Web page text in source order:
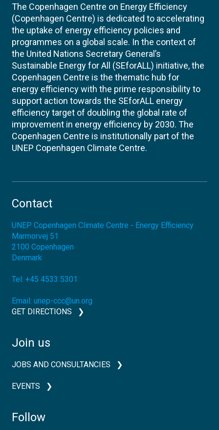
The Copenhagen Centre on Energy Efficiency
(Copenhagen Centre) is dedicated to accelerating
the uptake of energy efficiency policies and
programmes on a global scale. In the context of
the United Nations Secretary General’s
Sustainable Energy for All (SEforALL) initiative, the
Copenhagen Centre is the thematic hub for
energy efficiency with the prime responsibility to
support action towards the SEforALL energy
efficiency target of doubling the global rate of
improvement in energy efficiency by 2030. The
Copenhagen Centre is institutionally part of the
UNEP Copenhagen Climate Centre.
Contact
UNEP Copenhagen Climate Centre - Energy Efficiency
Marmorvej 51
2100 Copenhagen
Denmark
Tel: +45 4533 5301
Email: unep-ccc@un.org
GET DIRECTIONS
Join us
JOBS AND CONSULTANCIES
EVENTS
Follow